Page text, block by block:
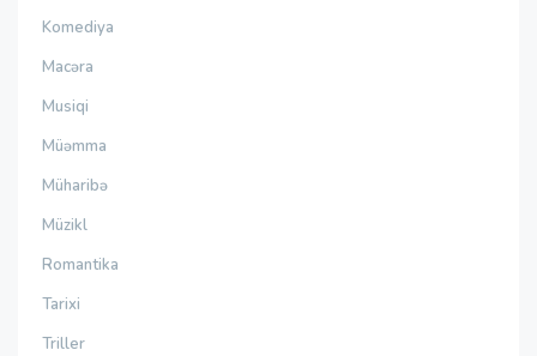
Komediya
Macəra
Musiqi
Müəmma
Müharibə
Müzikl
Romantika
Tarixi
Triller